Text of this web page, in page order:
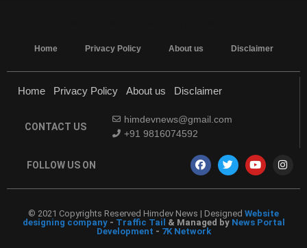
Home Privacy Policy About us Disclaimer
Home Privacy Policy About us Disclaimer
CONTACT US
himdevnews@gmail.com
+91 9816074592
FOLLOW US ON
© 2021 Copyrights Reserved Himdev News | Designed Website
designing company- Traffic Tail & Managed by News Portal
Development - 7K Network